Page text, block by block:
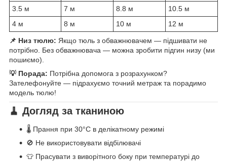
3.5 м
7 м 8.8 м
10.5 м
4 м
8 м 10 м 12 м
📌 Низ тюлю: Якщо тюль з обважнювачем — підшивати не
потрібно. Без обважнювача — можна зробити підгин низу (ми
пошиємо).
💡 Порада: Потрібна допомога з розрахунком?
Зателефонуйте — підрахуємо точний метраж та порадимо
модель тюлю!
🧹 Догляд за тканиною
🌡️ Прання при 30°C в делікатному режимі
🚫 Не використовувати відбілювачі
👕 Прасувати з виворітного боку при температурі до